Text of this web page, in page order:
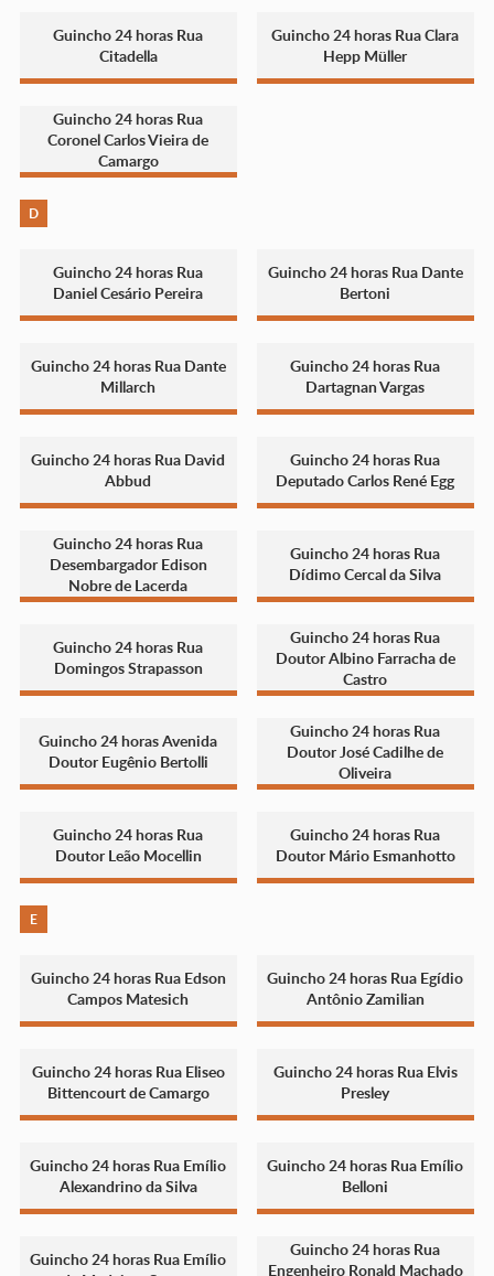
Guincho 24 horas Rua
Citadella
Guincho 24 horas Rua Clara
Hepp Müller
Guincho 24 horas Rua
Coronel Carlos Vieira de
Camargo
D
Guincho 24 horas Rua
Daniel Cesário Pereira
Guincho 24 horas Rua Dante
Bertoni
Guincho 24 horas Rua Dante
Millarch
Guincho 24 horas Rua
Dartagnan Vargas
Guincho 24 horas Rua David
Abbud
Guincho 24 horas Rua
Deputado Carlos René Egg
Guincho 24 horas Rua
Desembargador Edison
Nobre de Lacerda
Guincho 24 horas Rua
Dídimo Cercal da Silva
Guincho 24 horas Rua
Domingos Strapasson
Guincho 24 horas Rua
Doutor Albino Farracha de
Castro
Guincho 24 horas Avenida
Doutor Eugênio Bertolli
Guincho 24 horas Rua
Doutor José Cadilhe de
Oliveira
Guincho 24 horas Rua
Doutor Leão Mocellin
Guincho 24 horas Rua
Doutor Mário Esmanhotto
E
Guincho 24 horas Rua Edson
Campos Matesich
Guincho 24 horas Rua Egídio
Antônio Zamilian
Guincho 24 horas Rua Eliseo
Bittencourt de Camargo
Guincho 24 horas Rua Elvis
Presley
Guincho 24 horas Rua Emílio
Alexandrino da Silva
Guincho 24 horas Rua Emílio
Belloni
Guincho 24 horas Rua Emílio
Guincho 24 horas Rua
Engenheiro Ronald Machado